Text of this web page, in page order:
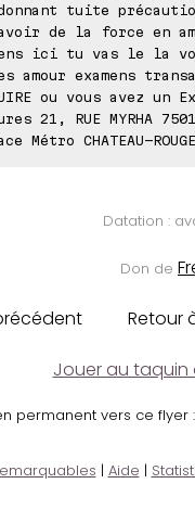
tuite
avoir de la force en
ici tu vas le la voir
examens
ou vous avez
21, RUE MYRHA
Métro CHATEAU-ROUGE
Datation :
Don de
Retour
Jouer au taquin
permanent vers ce flyer :
| Aide |